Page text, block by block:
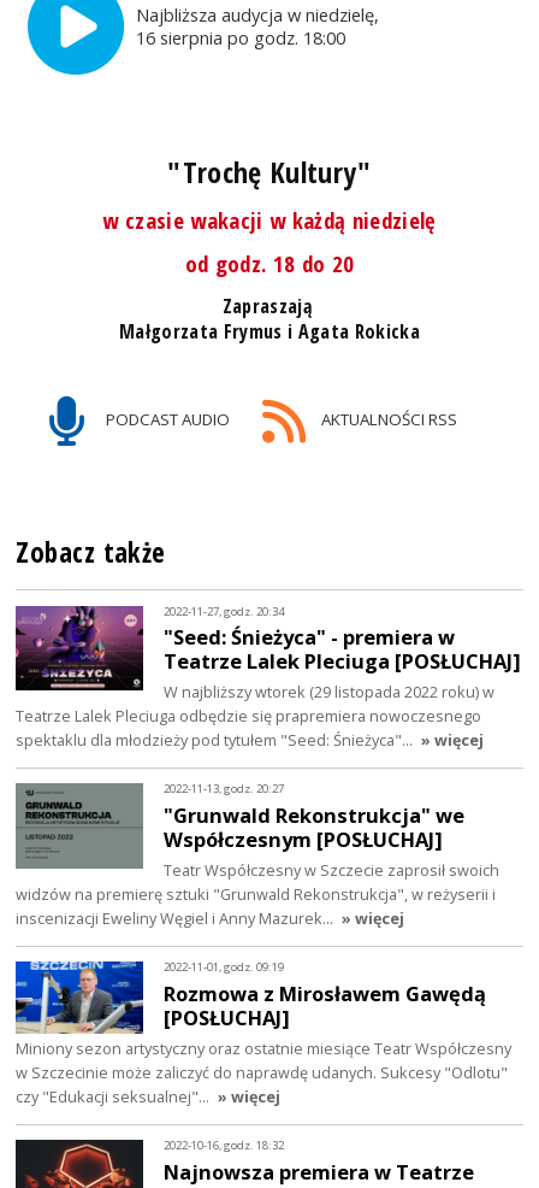
Najbliższa audycja w niedzielę,
16 sierpnia po godz. 18:00
"Trochę Kultury"
w czasie wakacji w każdą niedzielę
od godz. 18 do 20
Zapraszają
Małgorzata Frymus i Agata Rokicka
PODCAST AUDIO AKTUALNOŚCI RSS
Zobacz także
2022-11-27, godz. 20:34
"Seed: Śnieżyca" - premiera w
Teatrze Lalek Pleciuga [POSŁUCHAJ]
W najbliższy wtorek (29 listopada 2022 roku) w
Teatrze Lalek Pleciuga odbędzie się prapremiera nowoczesnego
spektaklu dla młodzieży pod tytułem "Seed: Śnieżyca"… » więcej
2022-11-13, godz. 20:27
"Grunwald Rekonstrukcja" we
Współczesnym [POSŁUCHAJ]
Teatr Współczesny w Szczecie zaprosił swoich
widzów na premierę sztuki "Grunwald Rekonstrukcja", w reżyserii i
inscenizacji Eweliny Węgiel i Anny Mazurek… » więcej
2022-11-01, godz. 09:19
Rozmowa z Mirosławem Gawędą
[POSŁUCHAJ]
Miniony sezon artystyczny oraz ostatnie miesiące Teatr Współczesny
w Szczecinie może zaliczyć do naprawdę udanych. Sukcesy "Odlotu"
czy "Edukacji seksualnej"… » więcej
2022-10-16, godz. 18:32
Najnowsza premiera w Teatrze